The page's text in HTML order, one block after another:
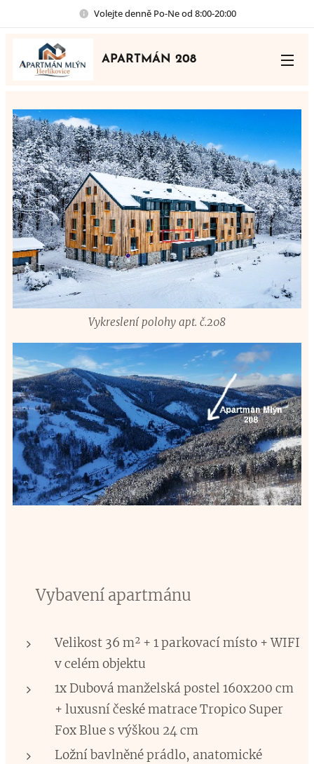
Volejte denně Po-Ne od 8:00-20:00
APARTMÁN 208
Vykreslení polohy apt. č.208
Vybavení apartmánu
Velikost 36 m² + 1 parkovací místo + WIFI
v celém objektu
1x Dubová manželská postel 160x200 cm
+ luxusní české matrace Tropico Super
Fox Blue s výškou 24 cm
Ložní bavlněné prádlo, anatomické